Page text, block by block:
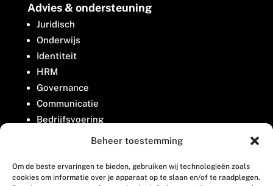
Beheer toestemming
Om de beste ervaringen te bieden, gebruiken wij technologieën zoals
cookies om informatie over je apparaat op te slaan en/of te raadplegen.
Advies & ondersteuning
Juridisch
Onderwijs
Identiteit
HRM
Governance
Communicatie
Bedrijfsvoering
Belangenbehartiging
Contact